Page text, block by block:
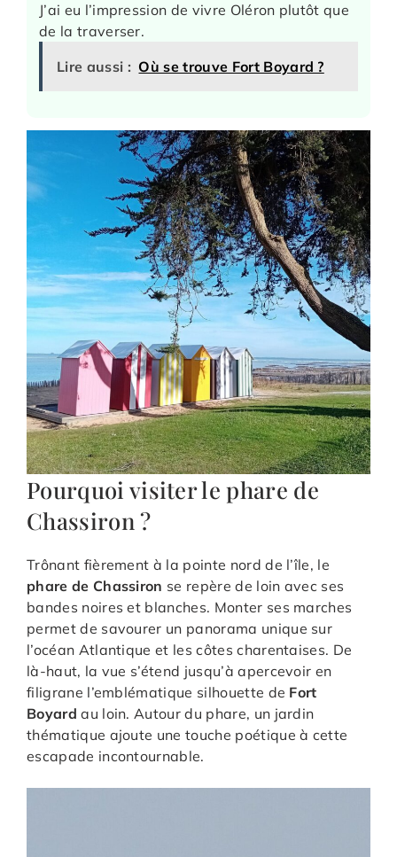
J’ai eu l’impression de vivre Oléron plutôt que
de la traverser.
Lire aussi : Où se trouve Fort Boyard ?
Pourquoi visiter le phare de
Chassiron ?
Trônant fièrement à la pointe nord de l’île, le
phare de Chassiron se repère de loin avec ses
bandes noires et blanches. Monter ses marches
permet de savourer un panorama unique sur
l’océan Atlantique et les côtes charentaises. De
là-haut, la vue s’étend jusqu’à apercevoir en
filigrane l’emblématique silhouette de Fort
Boyard au loin. Autour du phare, un jardin
thématique ajoute une touche poétique à cette
escapade incontournable.